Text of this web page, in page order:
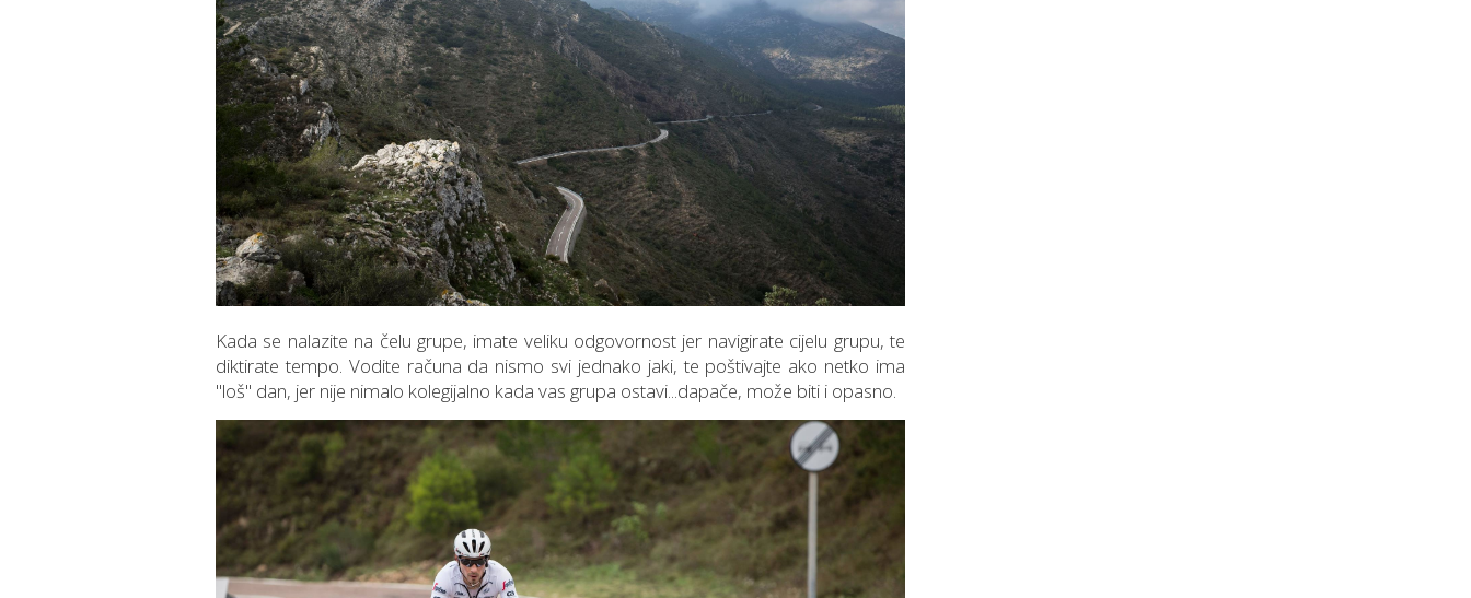
Kada se nalazite na čelu grupe, imate veliku odgovornost jer navigirate cijelu grupu, te
diktirate tempo. Vodite računa da nismo svi jednako jaki, te poštivajte ako netko ima
"loš" dan, jer nije nimalo kolegijalno kada vas grupa ostavi...dapače, može biti i opasno.